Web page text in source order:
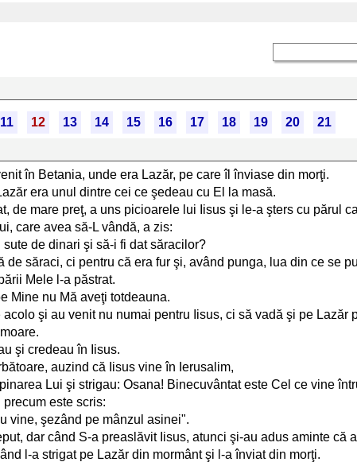
11 12 13 14 15 16 17 18 19 20
21
în Betania, unde era Lazăr, pe care îl înviase din morţi.
era unul dintre cei ce şedeau cu El la masă.
de mare preţ, a uns picioarele lui Iisus şi le-a şters cu părul
care avea să-L vândă, a zis:
de dinari şi să-i fi dat săracilor?
de săraci, ci pentru că era fur şi, având punga, lua din ce se
Mele l-a păstrat.
Mine nu Mă aveţi totdeauna.
şi au venit nu numai pentru Iisus, ci să vadă şi pe Lazăr
şi credeau în Iisus.
auzind că Iisus vine în Ierusalim,
Lui şi strigau: Osana! Binecuvântat este Cel ce vine
este scris:
vine, şezând pe mânzul asinei".
dar când S-a preaslăvit Iisus, atunci şi-au adus aminte că
l-a strigat pe Lazăr din mormânt şi l-a înviat din morţi.